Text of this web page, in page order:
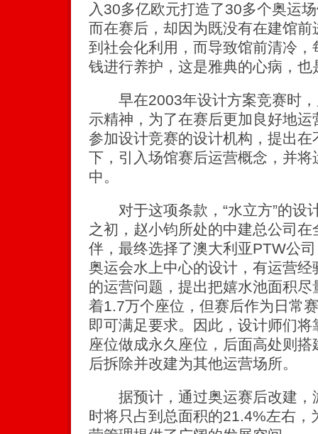
入30多亿欧元打造了30多个奥运
而在赛后，却因为既没有在建馆
到社会化利用，而导致馆前清冷
钱进行养护，这是雅典的心病，也
早在2003年设计方案竞赛时，
示精神，为了在赛后更加良好地
参加设计竞赛的设计机构，提出
下，引入场馆赛后运营概念，并
中。
对于这项条款，“水立方”的设
之初，赵小钧所处的中建总公司
伴，最终选择了澳大利亚PTW公
奥运会水上中心的设计，有运营
的运营问题，提出把嬉水池面积
着1.7万个座位，但赛后作为日常
即可满足要求。因此，设计师们
座位做成永久座位，后面高处则
后拆除并改建为其他运营场所。
据预计，通过奥运赛后改建，
时将只占到总面积的21.4%左右，